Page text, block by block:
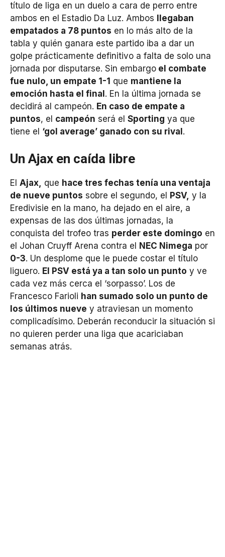
título de liga en un duelo a cara de perro entre
ambos en el Estadio Da Luz. Ambos
llegaban
empatados a 78 puntos en lo más alto de la
tabla y quién ganara este partido iba a dar un
golpe prácticamente definitivo a falta de solo una
jornada por disputarse. Sin embargo el combate
fue nulo, un empate 1-1 que mantiene la
emoción hasta el final . En la última jornada se
decidirá al campeón. En caso de empate a
puntos, el campeón será el Sporting ya que
tiene el ‘gol average’ ganado con su rival .
Un Ajax en caída libre
El Ajax, que hace tres fechas tenía una ventaja
de nueve puntos sobre el segundo, el PSV, y la
Eredivisie en la mano, ha dejado en el aire, a
expensas de las dos últimas jornadas, la
conquista del trofeo tras perder este domingo en
el Johan Cruyff Arena contra el NEC Nimega por
0-3. Un desplome que le puede costar el título
liguero. El PSV está ya a tan solo un punto y ve
cada vez más cerca el ‘sorpasso’. Los de
Francesco Farioli han sumado solo un punto de
los últimos nueve y atraviesan un momento
complicadísimo. Deberán reconducir la situación si
no quieren perder una liga que acariciaban
semanas atrás.